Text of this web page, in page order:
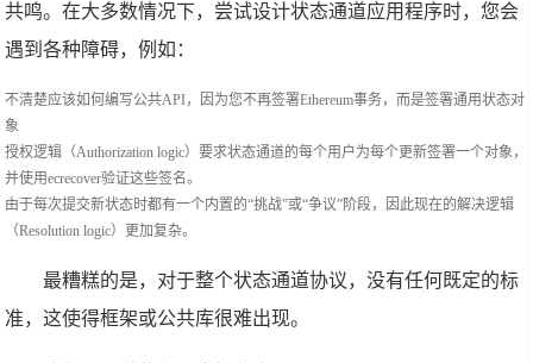
共鸣。在大多数情况下，尝试设计状态通道应用程序时，您会
遇到各种障碍，例如：
不清楚应该如何编写公共API，因为您不再签署Ethereum事务，而是签署通用状态对
象
授权逻辑（Authorization logic）要求状态通道的每个用户为每个更新签署一个对象，
并使用ecrecover验证这些签名。
由于每次提交新状态时都有一个内置的“挑战”或“争议”阶段，因此现在的解决逻辑
（Resolution logic）更加复杂。
最糟糕的是，对于整个状态通道协议，没有任何既定的标
准，这使得框架或公共库很难出现。